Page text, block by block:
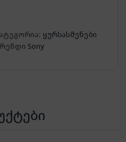
ყურსასმენები
Sony